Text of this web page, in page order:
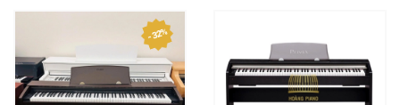
- 32%